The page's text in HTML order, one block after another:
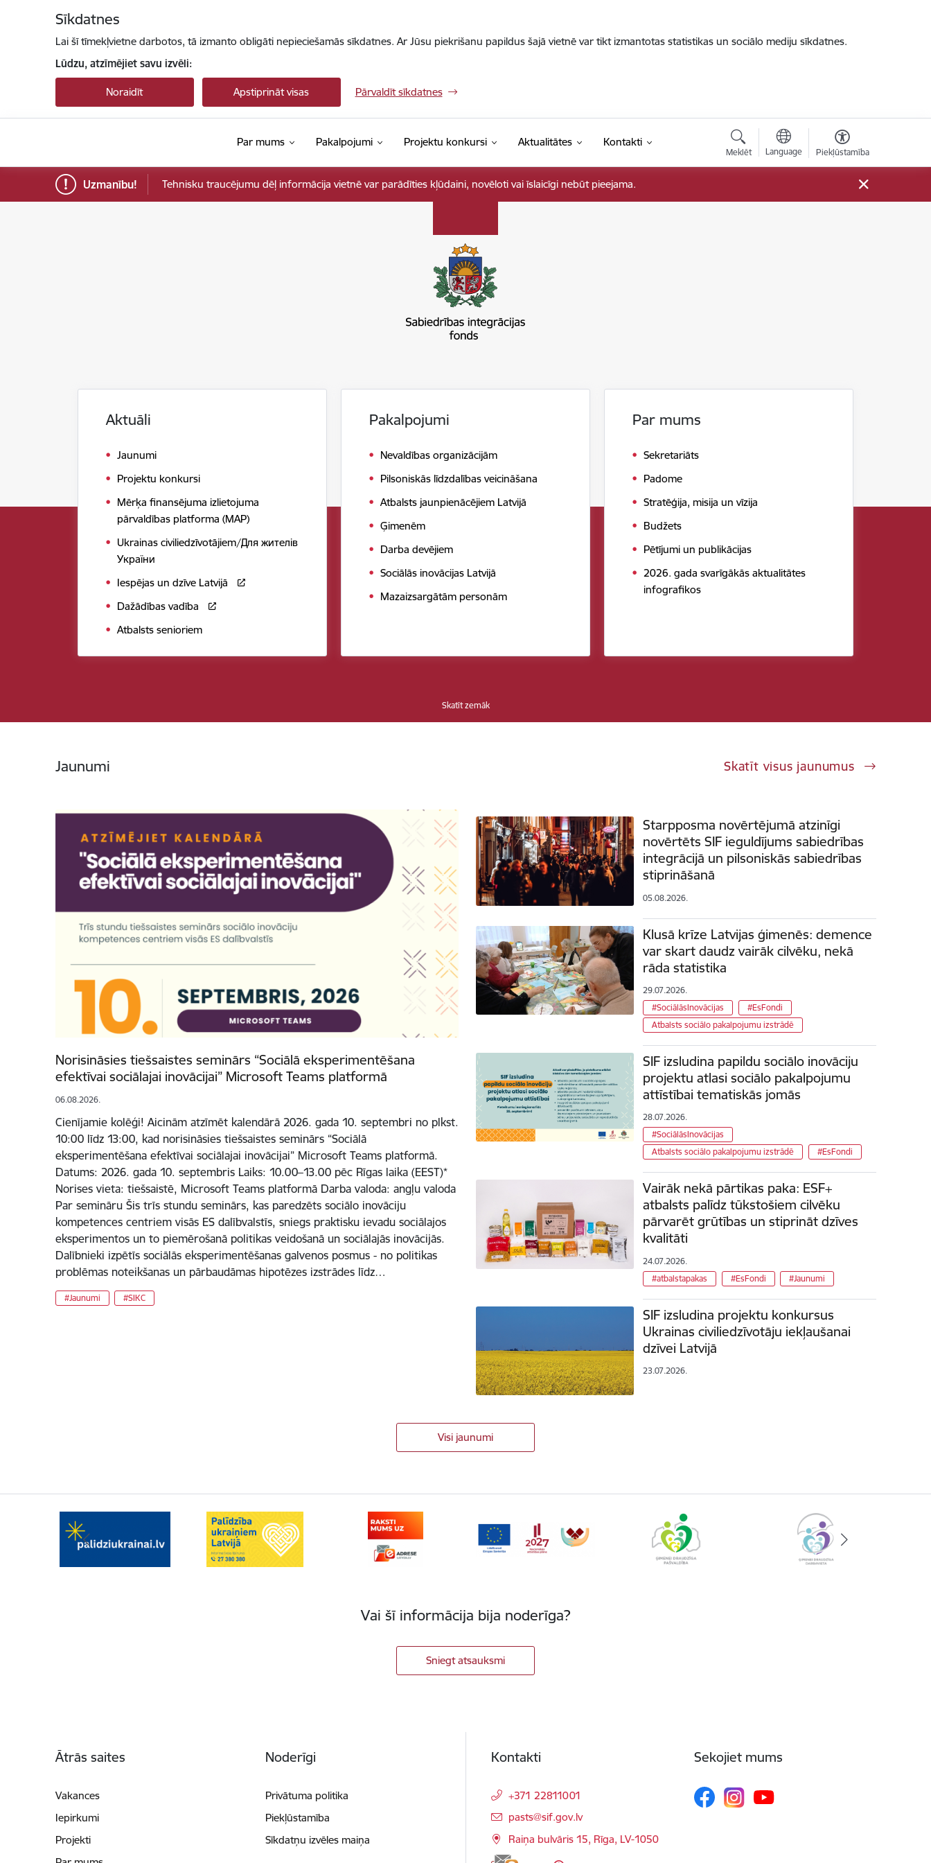
Sīkdatnes
Lai šī tīmekļvietne darbotos, tā izmanto obligāti nepieciešamās sīkdatnes. Ar Jūsu piekrišanu papildus šajā vietnē var tikt izmantotas statistikas un sociālo mediju sīkdatnes.
Lūdzu, atzīmējiet savu izvēli:
Noraidīt Apstiprināt visas Pārvaldīt sīkdatnes
Par mums Pakalpojumi Projektu konkursi Aktualitātes Kontakti
Meklēt Language Piekļūstamība
Uzmanību! Tehnisku traucējumu dēļ informācija vietnē var parādīties kļūdaini, novēloti vai īslaicīgi nebūt pieejama.
Aktuāli
Jaunumi
Projektu konkursi
Mērķa finansējuma izlietojuma
pārvaldības platforma (MAP)
Ukrainas civiliedzīvotājiem/Для жителів
України
Iespējas un dzīve Latvijā
Dažādības vadība
Atbalsts senioriem
Pakalpojumi
Nevaldības organizācijām
Pilsoniskās līdzdalības veicināšana
Atbalsts jaunpienācējiem Latvijā
Ģimenēm
Darba devējiem
Sociālās inovācijas Latvijā
Mazaizsargātām personām
Par mums
Sekretariāts
Padome
Stratēģija, misija un vīzija
Budžets
Pētījumi un publikācijas
2026. gada svarīgākās aktualitātes
infografikos
Skatīt zemāk
Jaunumi Skatīt visus jaunumus
Norisināsies tiešsaistes seminārs “Sociālā eksperimentēšana
efektīvai sociālajai inovācijai” Microsoft Teams platformā
06.08.2026.
Cienījamie kolēģi! Aicinām atzīmēt kalendārā 2026. gada 10. septembri no plkst.
10:00 līdz 13:00, kad norisināsies tiešsaistes seminārs “Sociālā
eksperimentēšana efektīvai sociālajai inovācijai” Microsoft Teams platformā.
Datums: 2026. gada 10. septembris Laiks: 10.00–13.00 pēc Rīgas laika (EEST)*
Norises vieta: tiešsaistē, Microsoft Teams platformā Darba valoda: angļu valoda
Par semināru Šis trīs stundu seminārs, kas paredzēts sociālo inovāciju
kompetences centriem visās ES dalībvalstīs, sniegs praktisku ievadu sociālajos
eksperimentos un to piemērošanā politikas veidošanā un sociālajās inovācijās.
Dalībnieki izpētīs sociālās eksperimentēšanas galvenos posmus - no politikas
problēmas noteikšanas un pārbaudāmas hipotēzes izstrādes līdz…
#Jaunumi #SIKC
Starpposma novērtējumā atzinīgi
novērtēts SIF ieguldījums sabiedrības
integrācijā un pilsoniskās sabiedrības
stiprināšanā
05.08.2026.
Klusā krīze Latvijas ģimenēs: demence
var skart daudz vairāk cilvēku, nekā
rāda statistika
29.07.2026.
#SociālāsInovācijas
#EsFondi
Atbalsts sociālo pakalpojumu izstrādē
SIF izsludina papildu sociālo inovāciju
projektu atlasi sociālo pakalpojumu
attīstībai tematiskās jomās
28.07.2026.
#SociālāsInovācijas
Atbalsts sociālo pakalpojumu izstrādē
#EsFondi
Vairāk nekā pārtikas paka: ESF+
atbalsts palīdz tūkstošiem cilvēku
pārvarēt grūtības un stiprināt dzīves
kvalitāti
24.07.2026.
#atbalstapakas
#EsFondi #Jaunumi
SIF izsludina projektu konkursus
Ukrainas civiliedzīvotāju iekļaušanai
dzīvei Latvijā
23.07.2026.
Visi jaunumi
Vai šī informācija bija noderīga?
Sniegt atsauksmi
Ātrās saites
Vakances
Iepirkumi
Projekti
Noderīgi
Privātuma politika
Piekļūstamība
Sīkdatņu izvēles maiņa
Kontakti
+371 22811001
E-pasts:
pasts@sif.gov.lv
Raiņa bulvāris 15, Rīga, LV-1050
Sekojiet mums